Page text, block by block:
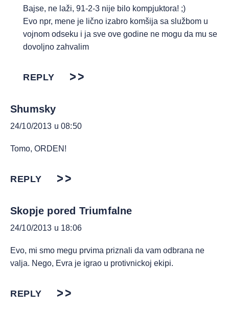
Bajse, ne laži, 91-2-3 nije bilo kompjuktora! ;)
Evo npr, mene je lično izabro komšija sa službom u
vojnom odseku i ja sve ove godine ne mogu da mu se
dovoljno zahvalim
REPLY
Shumsky
24/10/2013 u 08:50
Tomo, ORDEN!
REPLY
Skopje pored Triumfalne
24/10/2013 u 18:06
Evo, mi smo megu prvima priznali da vam odbrana ne
valja. Nego, Evra je igrao u protivnickoj ekipi.
REPLY